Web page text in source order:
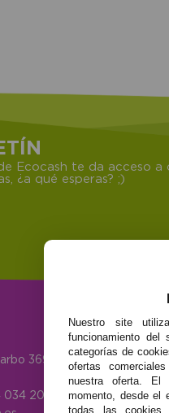
Ecocash te da acceso a
¿a qué esperas? ;)
36940 Cangas
204
Nuestro site
funcionamiento
categorías de
ofertas
nuestra oferta. El
momento, desde el
todas las cookies